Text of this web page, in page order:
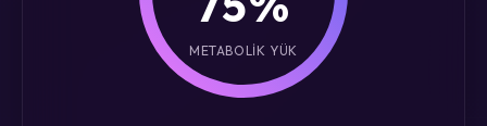
METABOLIK YÜK